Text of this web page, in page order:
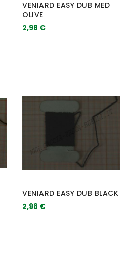
VENIARD EASY DUB MED
OLIVE
2,98 €
VENIARD EASY DUB BLACK
2,98 €